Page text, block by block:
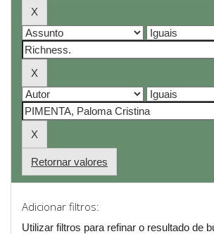
Retornar valores
Adicionar filtros:
Utilizar filtros para refinar o resultado de